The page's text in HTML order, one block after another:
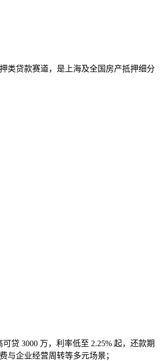
类贷款赛道，是上海及全国房产抵押细分
贷 3000 万，利率低至 2.25% 起，还款期
与企业经营周转等多元场景；